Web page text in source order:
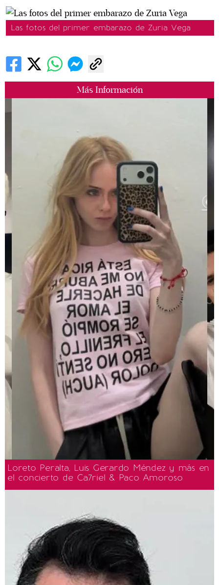
Más Información
Loreto Peralta, Luis Gerardo Méndez y más en
el concierto de Ca7riel & Paco Amoroso
Las fotos del primer embarazo de Zuria Vega